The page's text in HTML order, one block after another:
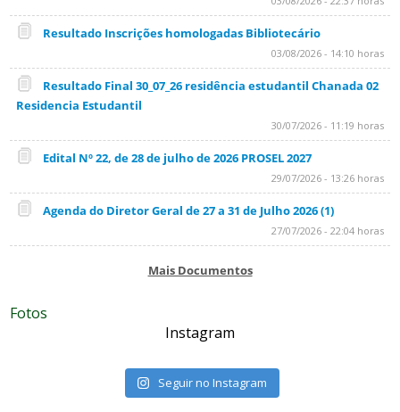
Resultado Inscrições homologadas Bibliotecário
03/08/2026 - 14:10 horas
Resultado Final 30_07_26 residência estudantil Chanada 02
Residencia Estudantil
30/07/2026 - 11:19 horas
Edital Nº 22, de 28 de julho de 2026 PROSEL 2027
29/07/2026 - 13:26 horas
Agenda do Diretor Geral de 27 a 31 de Julho 2026 (1)
27/07/2026 - 22:04 horas
Mais Documentos
Fotos
Instagram
Seguir no Instagram